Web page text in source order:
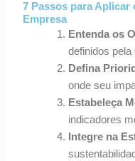
7 Passos para Aplicar
Empresa
Entenda os
definidos pela
Defina
onde seu
Estabeleça
indicadores
Integre na